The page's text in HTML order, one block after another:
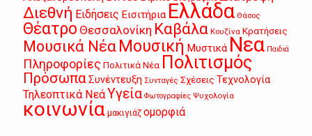
Διεθνή Ειδήσεις Εισιτήρια Ελλάδα Θάσος
Θέατρο Θεσσαλονίκη Καβάλα Κουζίνα Κρατήσεις
Μουσικά Νέα Μουσική Μυστικά Νεα Παιδιά
Πληροφορίες Πολιτικά Νέα Πολιτισμός
ΠρόσωπαΣυνέντευξη Συνταγές Σχέσεις Τεχνολογία
Τηλεοπτικά ΝεάΥγεία Φωτογραφίες Ψυχολογία
κοινωνία μακιγιάζ ομορφιά